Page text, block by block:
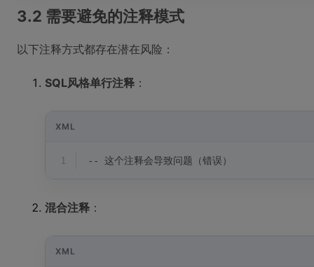
3.2 需要避免的注释模式
以下注释方式都存在潜在风险：
SQL风格单行注释 ：
XML
1 -- 这个注释会导致问题（错误）
混合注释 ：
XML